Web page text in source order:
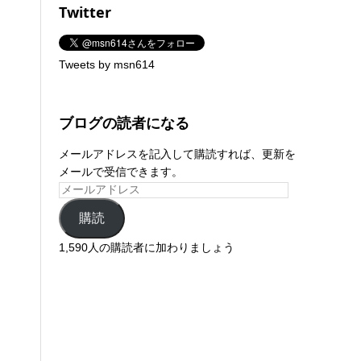
Twitter
Tweets by msn614
ブログの読者になる
メールアドレスを記入して購読すれば、更新を
メールで受信できます。
購読
1,590人の購読者に加わりましょう